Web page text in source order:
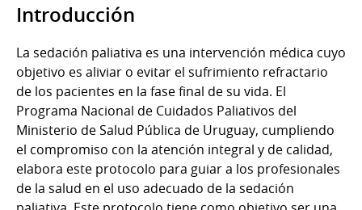
Introducción
La sedación paliativa es una intervención médica cuyo
objetivo es aliviar o evitar el sufrimiento refractario
de los pacientes en la fase final de su vida. El
Programa Nacional de Cuidados Paliativos del
Ministerio de Salud Pública de Uruguay, cumpliendo
el compromiso con la atención integral y de calidad,
elabora este protocolo para guiar a los profesionales
de la salud en el uso adecuado de la sedación